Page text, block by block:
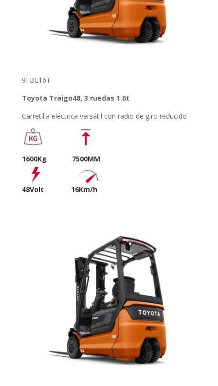
9FBE16T
Toyota Traigo48, 3 ruedas 1.6t
Carretilla eléctrica versátil con radio de giro reducido
1600Kg 7500MM
48Volt 16Km/h